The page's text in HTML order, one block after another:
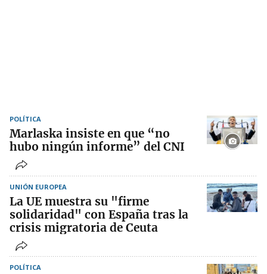
POLÍTICA
Marlaska insiste en que “no
hubo ningún informe” del CNI
UNIÓN EUROPEA
La UE muestra su "firme
solidaridad" con España tras la
crisis migratoria de Ceuta
POLÍTICA